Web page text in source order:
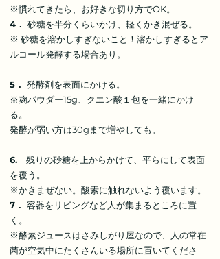
※慣れてきたら、お好きな切り方でOK。
4． 砂糖を半分くらいかけ、軽くかき混ぜる。
※ 砂糖を溶かしすぎないこと！溶かしすぎるとア
ルコール発酵する場合あり。
5． 発酵剤を表面にかける。
※麹パウダー15g、クエン酸１包を一緒にかけ
る。
発酵が弱い方は30gまで増やしても。
6. 残りの砂糖を上からかけて、平らにして表面
を覆う。
※かきまぜない。酸素に触れないよう覆います。
7． 容器をリビングなど人が集まるところに置
く。
※酵素ジュースはさみしがり屋なので、人の常在
菌が空気中にたくさんいる場所に置いてくださ